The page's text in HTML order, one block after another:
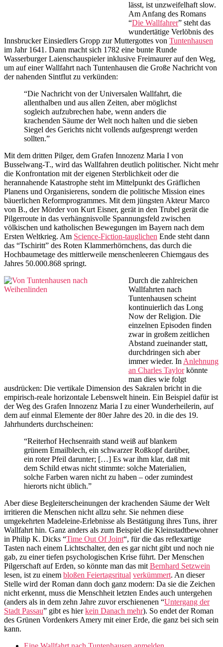
lässt, ist unzweifelhaft slow.
Am Anfang des Romans
“Die Wallfahrer” steht das
wundertätige Verlöbnis des
Innsbrucker Einsiedlers Gropp zur Muttergottes von Tuntenhausen
im Jahr 1641. Dann macht sich 1782 eine bunte Runde
Wasserburger Laienschauspieler inklusive Freimaurer auf den Weg,
um auf einer Wallfahrt nach Tuntenhausen die Große Nachricht von
der nahenden Sintflut zu verkünden:
“Die Nachricht von der Universalen Wallfahrt, die
allenthalben und aus allen Zeiten, aber möglichst
sogleich aufzubrechen habe, wenn anders die
krachenden Säume der Welt noch halten und die sieben
Siegel des Gerichts nicht vollends aufgesprengt werden
sollten.”
Mit dem dritten Pilger, dem Grafen Innozenz Maria I von
Busselwang-T., wird das Wallfahren deutlich politischer. Nicht mehr
die Konfrontation mit der eigenen Sterblichkeit oder die
herannahende Katastrophe steht im Mittelpunkt des Gräflichen
Planens und Organisierens, sondern die politische Mission eines
bäuerlichen Reformprogrammes. Mit dem jüngsten Akteur Marco
von B., der Mörder von Kurt Eisner, gerät in den Trubel gerät die
Pilgerroute in das verhängnisvolle Spannungsfeld zwischen
völkischen und katholischen Bewegungen im Bayern nach dem
Ersten Weltkrieg. Am Science-Fiction-tauglichen Ende steht dann
das “Tschiritt” des Roten Klammerhörnchens, das durch die
Hochbaumetage des mittlerweile menschenleeren Chiemgaus des
Jahres 50.000.868 springt.
Durch die zahlreichen
Wallfahrten nach
Tuntenhausen scheint
kontinuierlich das Long
Now der Religion. Die
einzelnen Episoden finden
zwar in großem zeitlichen
Abstand zueinander statt,
durchdringen sich aber
immer wieder. In Anlehnung
an Charles Taylorkönnte
man dies wie folgt
ausdrücken: Die vertikale Dimension des Sakralen bricht in die
empirisch-reale horizontale Lebenswelt hinein. Ein Beispiel dafür ist
der Weg des Grafen Innozenz Maria I zu einer Wunderheilerin, auf
dem auf einmal Elemente der 80er Jahre des 20. in die des 19.
Jahrhunderts durchscheinen:
“Reiterhof Hechsenraith stand weiß auf blankem
grünem Emailblech, ein schwarzer Roßkopf darüber,
ein roter Pfeil darunter; […] Es war ihm klar, daß mit
dem Schild etwas nicht stimmte: solche Materialien,
solche Farben waren nicht zu haben – oder zumindest
hierorts nicht üblich.”
Aber diese Begleiterscheinungen der krachenden Säume der Welt
irritieren die Menschen nicht allzu sehr. Sie nehmen diese
umgekehrten Madeleine-Erlebnisse als Bestätigung ihres Tuns, ihrer
Wallfahrt hin. Ganz anders als zum Beispiel die Kleinstadtbewohner
in Philip K. Dicks “Time Out Of Joint“, für die das reflexartige
Tasten nach einem Lichtschalter, den es gar nicht gibt und noch nie
gab, zu einer tiefen psychologischen Krise führt. Der Menschen
Pilgerschaft auf Erden, so könnte man das mit Bernhard Setzwein
lesen, ist zu einem bloßen Feiertagsritual verkümmert. An dieser
Stelle wird der Roman dann doch ganz modern: Da sie die Zeichen
nicht erkennt, muss die Menschheit letzten Endes auch untergehen
(anders als in dem zehn Jahre zuvor erschienenen “Untergang der
Stadt Passau” gibt es hierkein Danach mehr). So endet der Roman
des Grünen Vordenkers Amery mit einer Erde, die ganz bei sich sein
kann.